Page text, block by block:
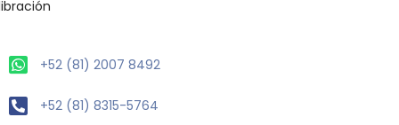
+52 (81) 2007 8492
+52 (81) 8315-5764